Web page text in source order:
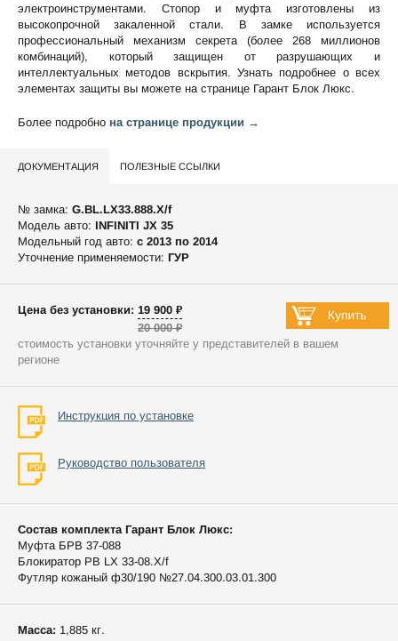
электроинструментами. Стопор и муфта изготовлены из
высокопрочной закаленной стали. В замке используется
профессиональный механизм секрета (более 268 миллионов
комбинаций), который защищен от разрушающих и
интеллектуальных методов вскрытия. Узнать подробнее о всех
элементах защиты вы можете на странице Гарант Блок Люкс.
Более подробно на странице продукции →
ДОКУМЕНТАЦИЯ ПОЛЕЗНЫЕ ССЫЛКИ
№ замка: G.BL.LX33.888.X/f
Модель авто: INFINITI JX 35
Модельный год авто: c 2013 по 2014
Уточнение применяемости: ГУР
Цена без установки: 19 900 ₽
20 000 ₽
стоимость установки уточняйте у представителей в вашем
регионе
Инструкция по установке
Руководство пользователя
Состав комплекта Гарант Блок Люкс:
Муфта БРВ 37-088
Блокиратор РВ LX 33-08.X/f
Футляр кожаный ф30/190 №27.04.300.03.01.300
Масса: 1,885 кг.